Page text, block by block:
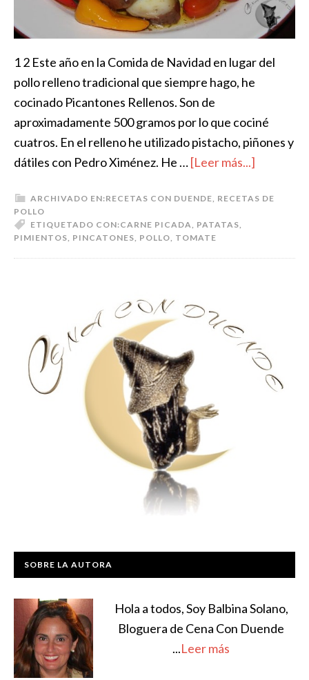
1 2 Este año en la Comida de Navidad en lugar del
pollo relleno tradicional que siempre hago, he
cocinado Picantones Rellenos. Son de
aproximadamente 500 gramos por lo que cociné
cuatros. En el relleno he utilizado pistacho, piñones y
dátiles con Pedro Ximénez. He …[Leer más...]
ARCHIVADO EN:RECETAS CON DUENDE RECETAS DE
POLLO
ETIQUETADO CON:CARNE PICADA PATATAS
PIMIENTOS PINCATONES POLLO TOMATE
SOBRE LA AUTORA
Hola a todos, Soy Balbina Solano,
Bloguera de Cena Con Duende
...Leer más